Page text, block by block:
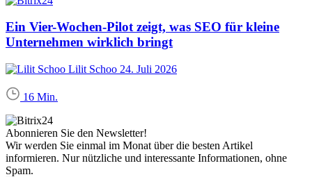
Ein Vier-Wochen-Pilot zeigt, was SEO für kleine
Unternehmen wirklich bringt
Lilit Schoo 24. Juli 2026
16 Min.
Abonnieren Sie den Newsletter!
Wir werden Sie einmal im Monat über die besten Artikel
informieren. Nur nützliche und interessante Informationen, ohne
Spam.